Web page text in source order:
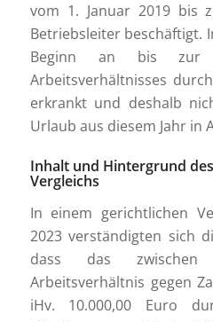
vom 1. Januar 2019 bis
Betriebsleiter beschäftigt.
Beginn an bis zur
Arbeitsverhältnisses
erkrankt und deshalb
Urlaub aus diesem Jahr in
Inhalt und Hintergrund
Vergleichs
In einem gerichtlichen
2023 verständigten sich
dass das zwischen
Arbeitsverhältnis gegen
iHv. 10.000,00 Euro